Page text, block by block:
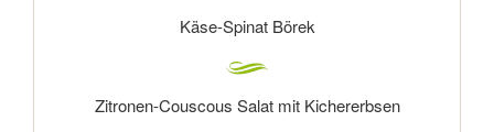
Käse-Spinat Börek
Zitronen-Couscous Salat mit Kichererbsen